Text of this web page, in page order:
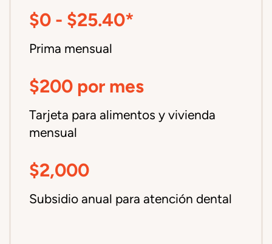
$0 - $25.40*
Prima mensual
$200 por mes
Tarjeta para alimentos y vivienda
mensual
$2,000
Subsidio anual para atención dental